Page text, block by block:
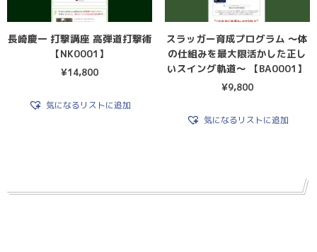
長崎慶一 打撃講座 高弾道打撃術
【NK0001】
¥14,800
気になるリストに追加
スラッガー育成プログラム 〜体
の仕組みを最大限活かした正し
いスイング軌道〜 【BA0001】
¥9,800
気になるリストに追加